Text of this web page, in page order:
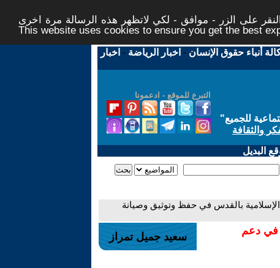
على الزر - موافق - لكي لاتظهر هذه الرسالة مرة اخرى -
This website uses cookies to ensure you get the best
أنباء حقوق الإنسان - اخبار الرياضة - اخبار
التبرع للموقع - ادعمونا
للجميع"
والثقافة
البديل
بالقدس في حفظ وتوثيق وصيانة
في دعم
سعيد جميل تمراز